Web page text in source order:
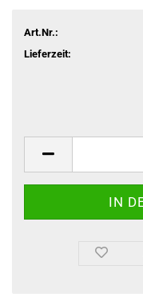
Art.Nr.:
Lieferzeit: